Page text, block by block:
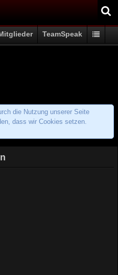
TeamSpeak
die Nutzung unserer Seite
dass wir Cookies setzen.